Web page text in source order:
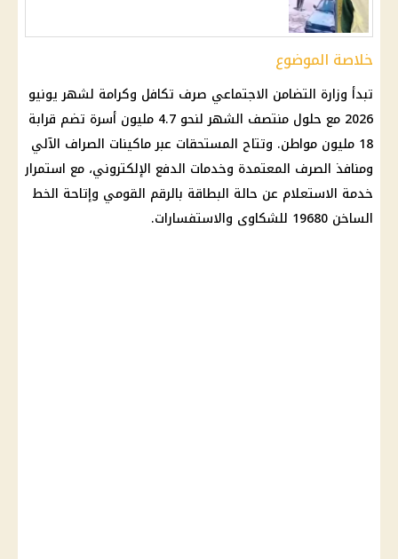
خلاصة الموضوع
تبدأ وزارة التضامن الاجتماعي صرف تكافل وكرامة لشهر يونيو
2026
مع حلول منتصف الشهر لنحو 4.7 مليون أسرة تضم قرابة
18 مليون مواطن. وتتاح المستحقات عبر
ماكينات الصراف الآلي
ومنافذ الصرف المعتمدة وخدمات الدفع الإلكتروني، مع استمرار
خدمة الاستعلام عن حالة البطاقة بالرقم القومي وإتاحة الخط
الساخن 19680 للشكاوى والاستفسارات.